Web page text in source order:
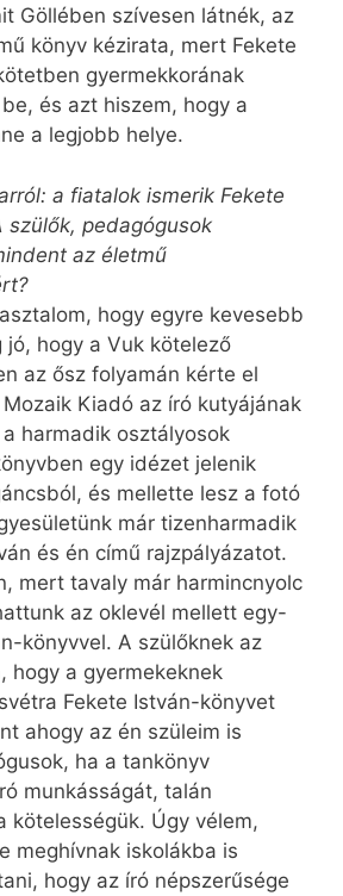
Göllében szívesen látnék, az
könyv kézirata, mert Fekete
gyermekkorának
és azt hiszem, hogy a
a legjobb helye.
a fiatalok ismerik Fekete
szülők, pedagógusok
az életmű
hogy egyre kevesebb
hogy a Vuk kötelező
az ősz folyamán kérte el
Kiadó az író kutyájának
harmadik osztályosok
egy idézet jelenik
és mellette lesz a fotó
már tizenharmadik
és én című rajzpályázatot.
mert tavaly már harmincnyolc
az oklevél mellett egy-
könyvvel. A szülőknek az
hogy a gyermekeknek
Fekete István-könyvet
ahogy az én szüleim is
ha a tankönyv
munkásságát, talán
kötelességük. Úgy vélem,
meghívnak iskolákba is
hogy az író népszerűsége